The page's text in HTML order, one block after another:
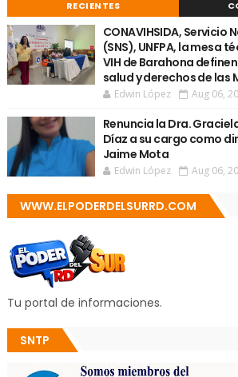
RECIENTES
CONAVIHSIDA, Servicio
(SNS), UNFPA, la mesa
VIH de Barahona
salud y derechos de las
Edwin López Aug 06,
Renuncia la Dra.
Díaz a su cargo como
Jaime Mota
Edwin López Aug 06,
WWW.ELPODERDELSURRD.COM
Tu portal de informaciones.
SNTP